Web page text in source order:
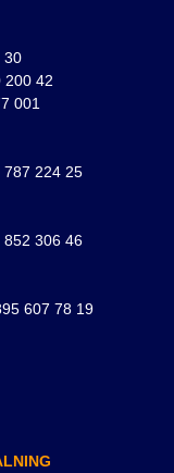
30
200 42
001
787 224 25
852 306 46
607 78 19